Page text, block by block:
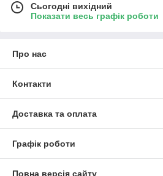
Сьогодні вихідний
Показати весь графік роботи
Про нас
Контакти
Доставка та оплата
Графік роботи
Повна версія сайту